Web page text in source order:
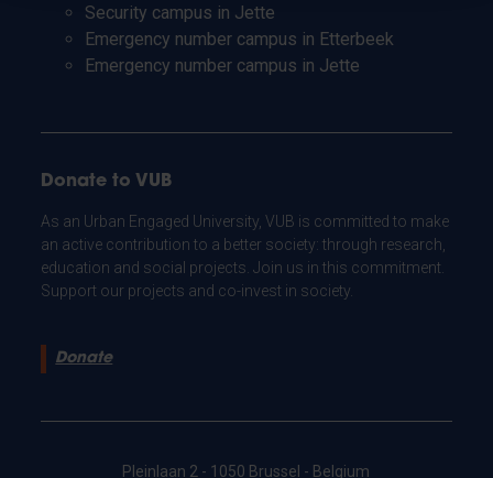
Security campus in Jette
Emergency number campus in Etterbeek
Emergency number campus in Jette
Donate to VUB
As an Urban Engaged University, VUB is committed to make
an active contribution to a better society: through research,
education and social projects. Join us in this commitment.
Support our projects and co-invest in society.
Donate
Pleinlaan 2 - 1050 Brussel - Belgium